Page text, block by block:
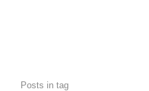
Posts in tag